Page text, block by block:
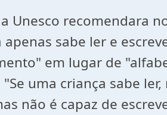
recomendara
sabe ler e
em lugar de
uma criança sabe
não é capaz de